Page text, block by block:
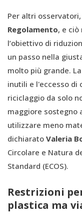
Per altri osservatori,
Regolamento, e
l’obiettivo di
un passo nella
molto più grande.
inutili e l'eccesso di
riciclaggio da solo
maggiore sostegno
utilizzare meno
dichiarato Valeria
Circolare e Natura
Standard (ECOS).
Restrizioni
plastica ma